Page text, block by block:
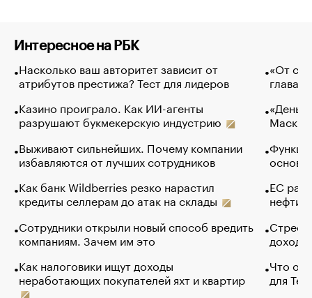
Интересное на РБК
Насколько ваш авторитет зависит от
атрибутов престижа? Тест для лидеров
Казино проиграло. Как ИИ-агенты
разрушают букмекерскую индустрию
Выживают сильнейших. Почему компании
избавляются от лучших сотрудников
Как банк Wildberries резко нарастил
кредиты селлерам до атак на склады
Сотрудники открыли новый способ вредить
компаниям. Зачем им это
Как налоговики ищут доходы
неработающих покупателей яхт и квартир
«От
глава
Маск в
основ
ЕС
нефти
Что
для